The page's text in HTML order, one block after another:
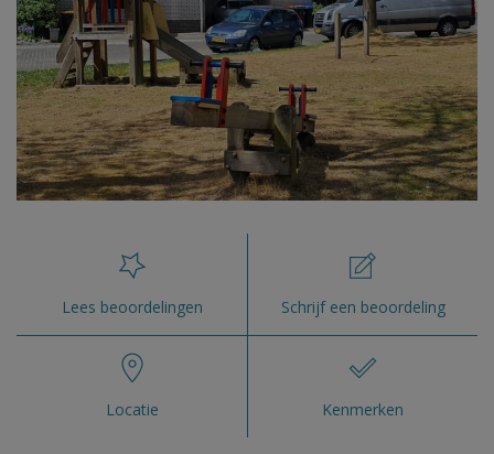
Lees beoordelingen Schrijf een beoordeling
Locatie Kenmerken